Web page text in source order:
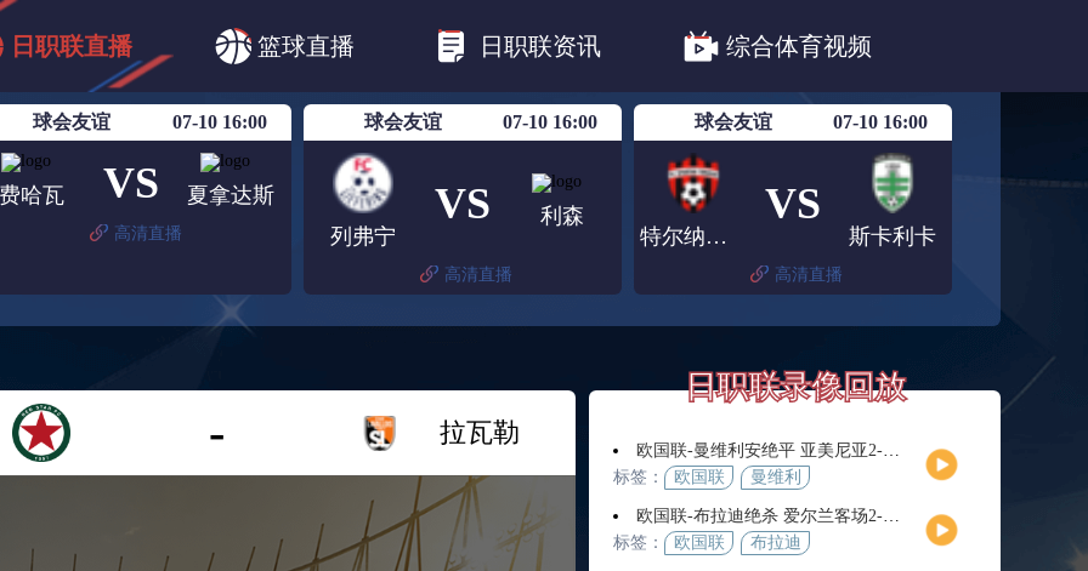
日职联直播 篮球直播 日职联资讯 综合体育视频
日职联 日职联FC东京
日职联广岛三箭
球会友谊 07-10 16:00
费哈瓦 VS 夏拿达斯
高清直播
球会友谊 07-10 16:00
列弗宁
VS 利森
高清直播
球会友谊 07-10 16:00
特尔纳瓦斯巴达克
VS
斯卡利卡
高清直播
- 拉瓦勒
日职联录像回放
欧国联-曼维利安绝平 亚美尼亚2-2法罗群岛
标签：
欧国联
曼维利
欧国联-布拉迪绝杀 爱尔兰客场2-1逆转芬兰
标签：
欧国联 布拉迪